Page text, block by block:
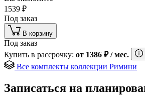
1539 ₽
Под заказ
В корзину
Под заказ
Купить в рассрочку: от 1386 ₽/ мес.
Все комплекты коллекции Римини
Записаться на